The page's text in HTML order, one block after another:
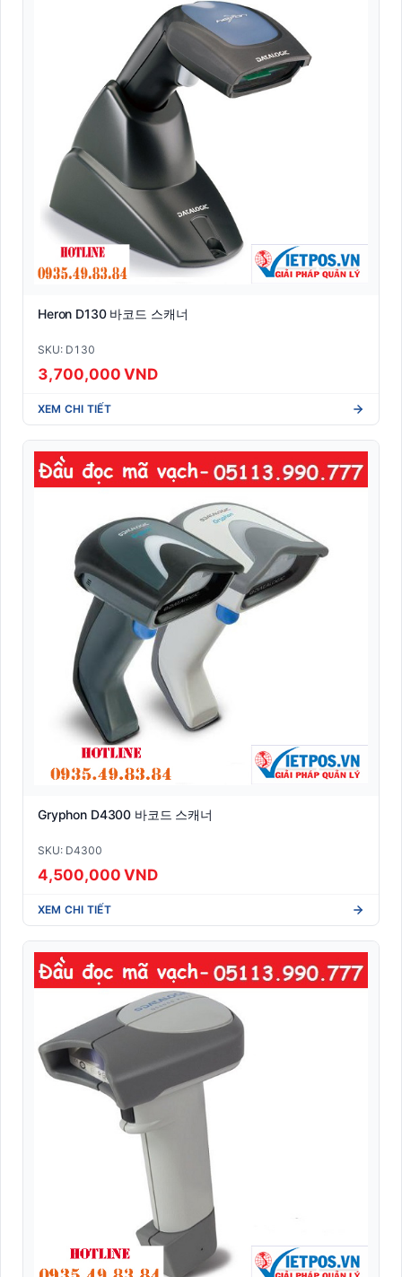
Heron D130 바코드 스캐너
SKU: D130
3,700,000 VND
XEM CHI TIẾT
Gryphon D4300 바코드 스캐너
SKU: D4300
4,500,000 VND
XEM CHI TIẾT